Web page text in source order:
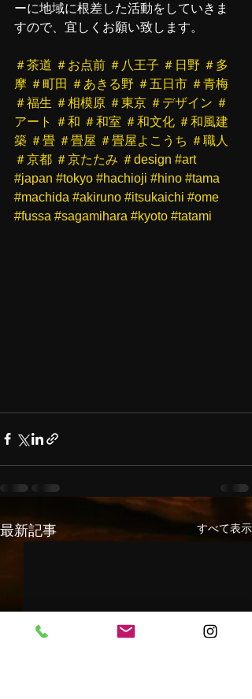
ーに地域に根差した活動をしていきま
すので、宜しくお願い致します。
＃茶道 ＃お点前 ＃八王子 ＃日野 ＃多
摩 ＃町田 ＃あきる野 ＃五日市 ＃青梅
＃福生 ＃相模原 ＃東京 ＃デザイン ＃
アート
＃和 ＃和室 ＃和文化 ＃和風建
築 ＃畳 ＃畳屋 ＃畳屋よこうち ＃職人
＃京都 ＃京たたみ ＃design #art
#japan #tokyo #hachioji #hino #tama
#machida #akiruno #itsukaichi #ome
#fussa #sagamihara #kyoto #tatami
最新記事 すべて表示